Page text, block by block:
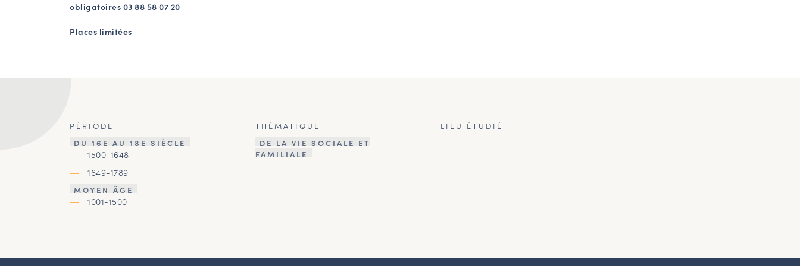
obligatoires 03 88 58 07 20
Places limitées
PÉRIODE
DU 16E AU 18E SIÈCLE
1500-1648
1649-1789
MOYEN ÂGE
1001-1500
THÉMATIQUE
DE LA VIE SOCIALE ET
FAMILIALE
LIEU ÉTUDIÉ